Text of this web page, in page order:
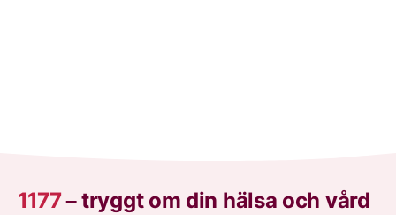
1177–tryggt om din hälsa och vård